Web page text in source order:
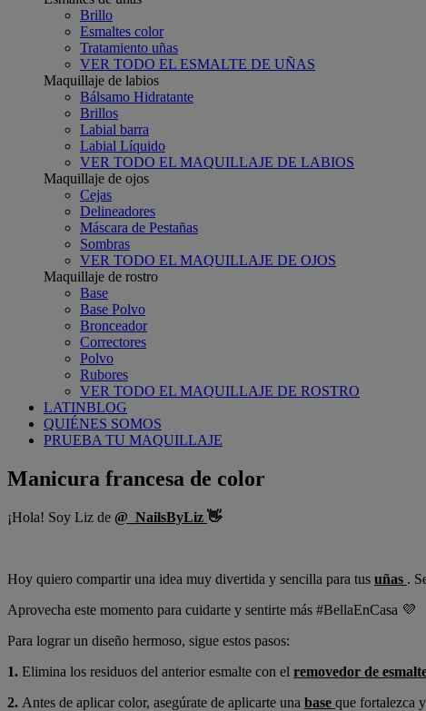
Brillo
Esmaltes color
Tratamiento uñas
VER TODO EL ESMALTE DE UÑAS
Maquillaje de labios
Bálsamo Hidratante
Brillos
Labial barra
Labial Líquido
VER TODO EL MAQUILLAJE DE LABIOS
Maquillaje de ojos
Cejas
Delineadores
Máscara de Pestañas
Sombras
VER TODO EL MAQUILLAJE DE OJOS
Maquillaje de rostro
Base
Base Polvo
Bronceador
Correctores
Polvo
Rubores
VER TODO EL MAQUILLAJE DE ROSTRO
LATINBLOG
QUIÉNES SOMOS
PRUEBA TU MAQUILLAJE
Manicura francesa de color
¡Hola! Soy Liz de @_NailsByLiz 👋
Hoy quiero compartir una idea muy divertida y sencilla para tus uñas .
Aprovecha este momento para cuidarte y sentirte más #BellaEnCasa 💜
Para lograr un diseño hermoso, sigue estos pasos:
1. Elimina los residuos del anterior esmalte con el removedor de
2. Antes de aplicar color, asegúrate de aplicarte una base que fortalezca